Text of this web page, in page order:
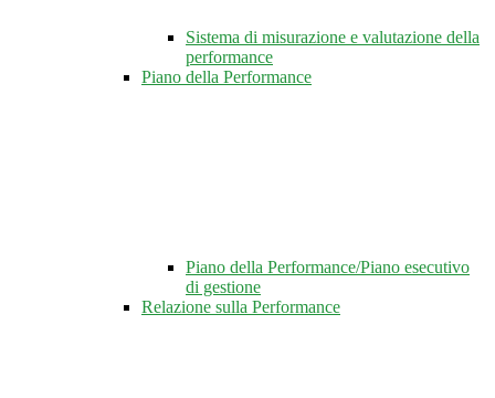
Sistema di misurazione e valutazione della
performance
Piano della Performance
Piano della Performance/Piano esecutivo
di gestione
Relazione sulla Performance